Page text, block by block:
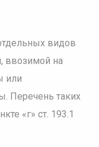
видов
ввозимой на
или
Перечень таких
«г» ст. 193.1